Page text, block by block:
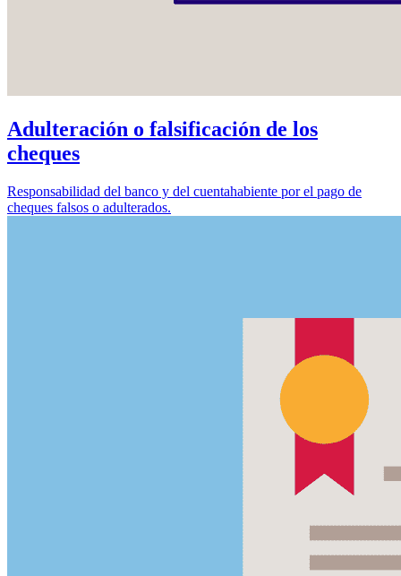
Adulteración o falsificación de los
cheques
Responsabilidad del banco y del cuentahabiente por el pago de
cheques falsos o adulterados.